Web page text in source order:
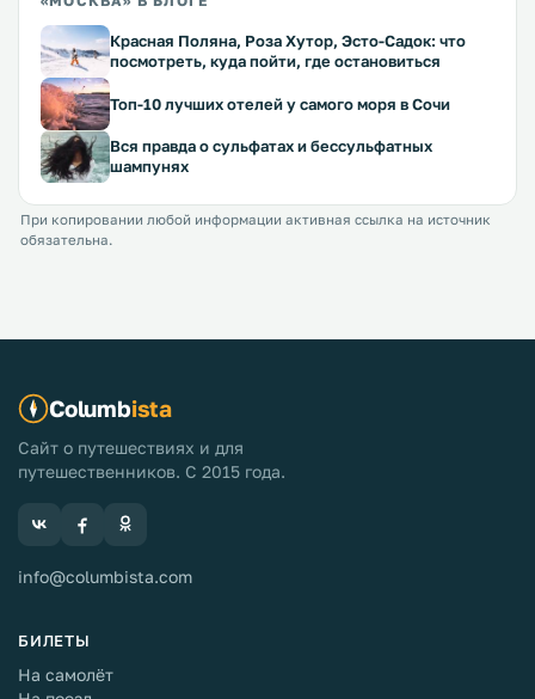
Красная Поляна, Роза Хутор, Эсто-Садок: что
посмотреть, куда пойти, где остановиться
Топ-10 лучших отелей у самого моря в Сочи
Вся правда о сульфатах и бессульфатных
шампунях
При копировании любой информации активная ссылка на источник
обязательна.
Columbista
Сайт о путешествиях и для
путешественников. С 2015 года.
info@columbista.com
БИЛЕТЫ
На самолёт